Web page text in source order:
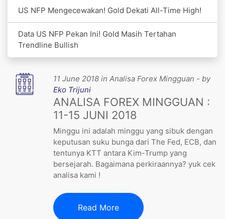
US NFP Mengecewakan! Gold Dekati All-Time High!
Data US NFP Pekan Ini! Gold Masih Tertahan
Trendline Bullish
11 June 2018 in Analisa Forex Mingguan - by
Eko Trijuni
ANALISA FOREX MINGGUAN :
11-15 JUNI 2018
Minggu ini adalah minggu yang sibuk dengan
keputusan suku bunga dari The Fed, ECB, dan
tentunya KTT antara Kim-Trump yang
bersejarah. Bagaimana perkiraannya? yuk cek
analisa kami !
Read More